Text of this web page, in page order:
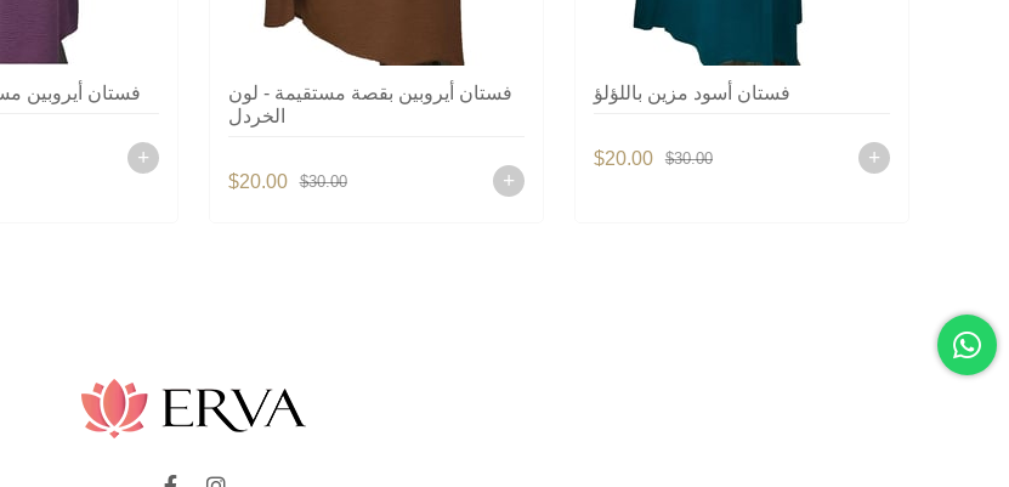
فستان أيروبين
فستان أيروبين بقصة مستقيمة - لون
الخردل
$20.00 $30.00
فستان أسود مزين باللؤلؤ
$20.00 $30.00